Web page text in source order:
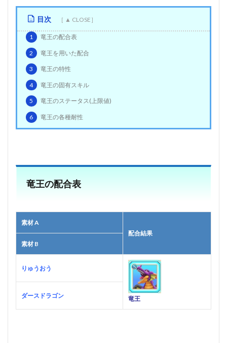
目次
1 竜王の配合表
2 竜王を用いた配合
3 竜王の特性
4 竜王の固有スキル
5 竜王のステータス(上限値)
6 竜王の各種耐性
竜王の配合表
素材 A
配合結果
素材 B
りゅうおう
竜王
ダースドラゴン